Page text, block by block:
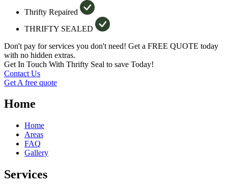
Thrifty Repaired
THRIFTY SEALED
Don't pay for services you don't need! Get a FREE QUOTE today
with no hidden extras.
Get In Touch With Thrifty Seal to save Today!
Contact Us
Get A free quote
Home
Home
Areas
FAQ
Gallery
Services